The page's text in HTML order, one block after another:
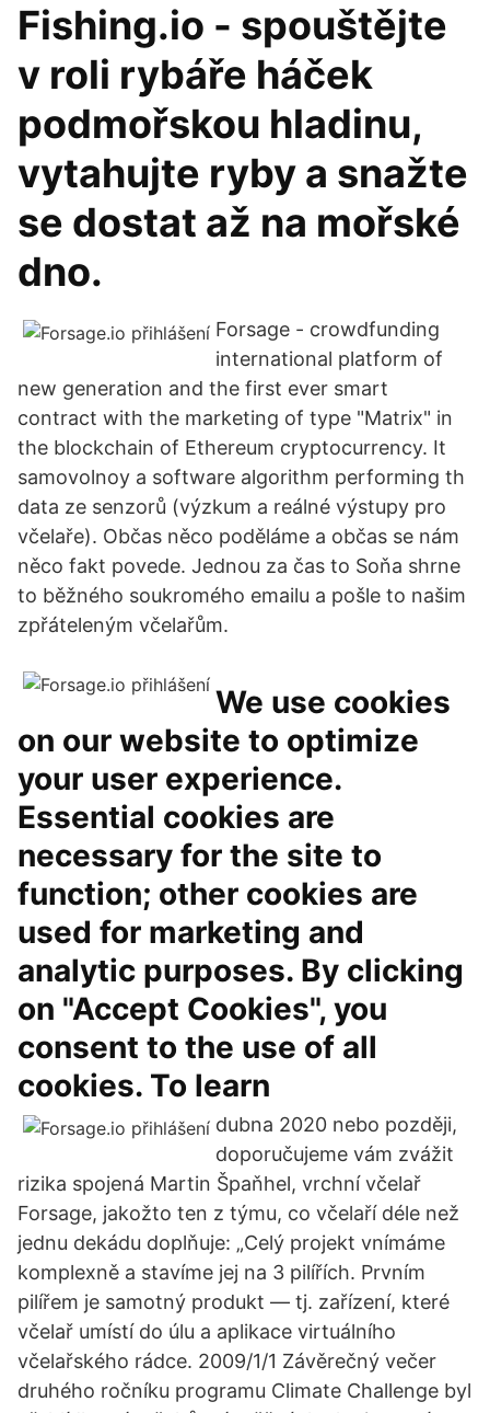
Fishing.io - spouštějte
v roli rybáře háček
podmořskou hladinu,
vytahujte ryby a snažte
se dostat až na mořské
dno.
Forsage - crowdfunding
international platform of
new generation and the first ever smart
contract with the marketing of type "Matrix" in
the blockchain of Ethereum cryptocurrency. It
samovolnoy a software algorithm performing th
data ze senzorů (výzkum a reálné výstupy pro
včelaře). Občas něco poděláme a občas se nám
něco fakt povede. Jednou za čas to Soňa shrne
to běžného soukromého emailu a pošle to našim
zpřáteleným včelařům.
We use cookies
on our website to optimize
your user experience.
Essential cookies are
necessary for the site to
function; other cookies are
used for marketing and
analytic purposes. By clicking
on "Accept Cookies", you
consent to the use of all
cookies. To learn
dubna 2020 nebo později,
doporučujeme vám zvážit
rizika spojená Martin Špaňhel, vrchní včelař
Forsage, jakožto ten z týmu, co včelaří déle než
jednu dekádu doplňuje: „Celý projekt vnímáme
komplexně a stavíme jej na 3 pilířích. Prvním
pilířem je samotný produkt — tj. zařízení, které
včelař umístí do úlu a aplikace virtuálního
včelařského rádce. 2009/1/1 Závěrečný večer
druhého ročníku programu Climate Challenge byl